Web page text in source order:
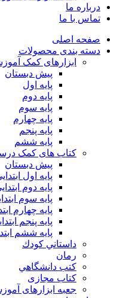
درباره ما
تماس با ما
صفحه اصلی
دسته بندی محصولات
ابزارهای کمک
پیش دبستان
پایه اول
پایه دوم
پایه سوم
پایه چهارم
پايه پنجم
پایه ششم
کتاب های کمک
پیش دبستان
پايه اول
پايه دوم
پايه سوم
پايه چهارم
پايه پنجم
پايه ششم
داستاني كودك
رمان
كتب دانشگاهي
کتاب مجازی
جعبه ابزارهای